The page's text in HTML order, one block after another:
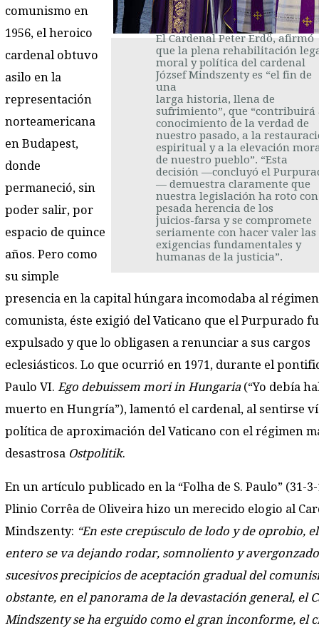
El Cardenal Peter Erdö, afirmó
que la plena rehabilitación
moral y política del cardenal
József Mindszenty es “el fin de
una
larga historia, llena de
sufrimiento”, que “contribuirá
conocimiento de la verdad de
nuestro pasado, a la
espiritual y a la elevación
de nuestro pueblo”. “Esta
decisión —concluyó el
— demuestra claramente que
nuestra legislación ha roto
pesada herencia de los
juicios-farsa y se compromete
seriamente con hacer valer las
exigencias fundamentales y
humanas de la justicia”.
comunismo en
1956, el heroico
cardenal obtuvo
asilo en la
representación
norteamericana
en Budapest,
donde
permaneció, sin
poder salir, por
espacio de quince
años. Pero como
su simple
presencia en la capital húngara incomodaba al régimen
comunista, éste exigió del Vaticano que el Purpurado
expulsado y que lo obligasen a renunciar a sus cargos
eclesiásticos. Lo que ocurrió en 1971, durante el
Paulo VI. Ego debuissem mori in Hungaria(“Yo debía
muerto en Hungría”), lamentó el cardenal, al sentirse
política de aproximación del Vaticano con el régimen
desastrosa Ostpolitik.
En un artículo publicado en la “Folha de S. Paulo” (31-3-
Plinio Corrêa de Oliveira hizo un merecido elogio al
Mindszenty: “En este crepúsculo de lodo y de oprobio,
entero se va dejando rodar, somnoliento y
sucesivos precipicios de aceptación gradual del
obstante, en el panorama de la devastación general, el
Mindszenty se ha erguido como el gran inconforme, el